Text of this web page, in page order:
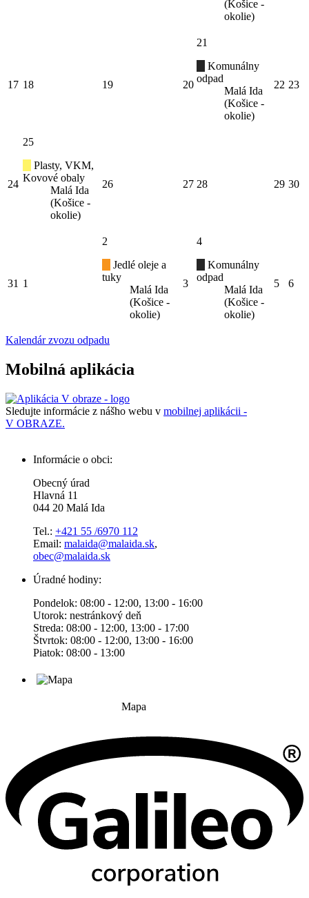
(Košice -
okolie)
17 18 19 20
21
Komunálny
odpad
Malá Ida
(Košice -
okolie)
22 23
24
25
Plasty, VKM,
Kovové obaly
Malá Ida
(Košice -
okolie)
26 27 28 29 30
31 1
2
Jedlé oleje a
tuky
Malá Ida
(Košice -
okolie)
3
4
Komunálny
odpad
Malá Ida
(Košice -
okolie)
5 6
Kalendár zvozu odpadu
Mobilná aplikácia
Sledujte informácie z nášho webu v mobilnej aplikácii -
V OBRAZE.
Informácie o obci:
Obecný úrad
Hlavná 11
044 20 Malá Ida
Tel.: +421 55 /6970 112
Email: malaida@malaida.sk,
obec@malaida.sk
Úradné hodiny:
Pondelok: 08:00 - 12:00, 13:00 - 16:00
Utorok: nestránkový deň
Streda: 08:00 - 12:00, 13:00 - 17:00
Štvrtok: 08:00 - 12:00, 13:00 - 16:00
Piatok: 08:00 - 13:00
Mapa